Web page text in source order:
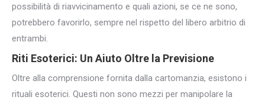
possibilità di riavvicinamento e quali azioni, se ce ne sono,
potrebbero favorirlo, sempre nel rispetto del libero arbitrio di
entrambi.
Riti Esoterici: Un Aiuto Oltre la Previsione
Oltre alla comprensione fornita dalla cartomanzia, esistono i
rituali esoterici. Questi non sono mezzi per manipolare la